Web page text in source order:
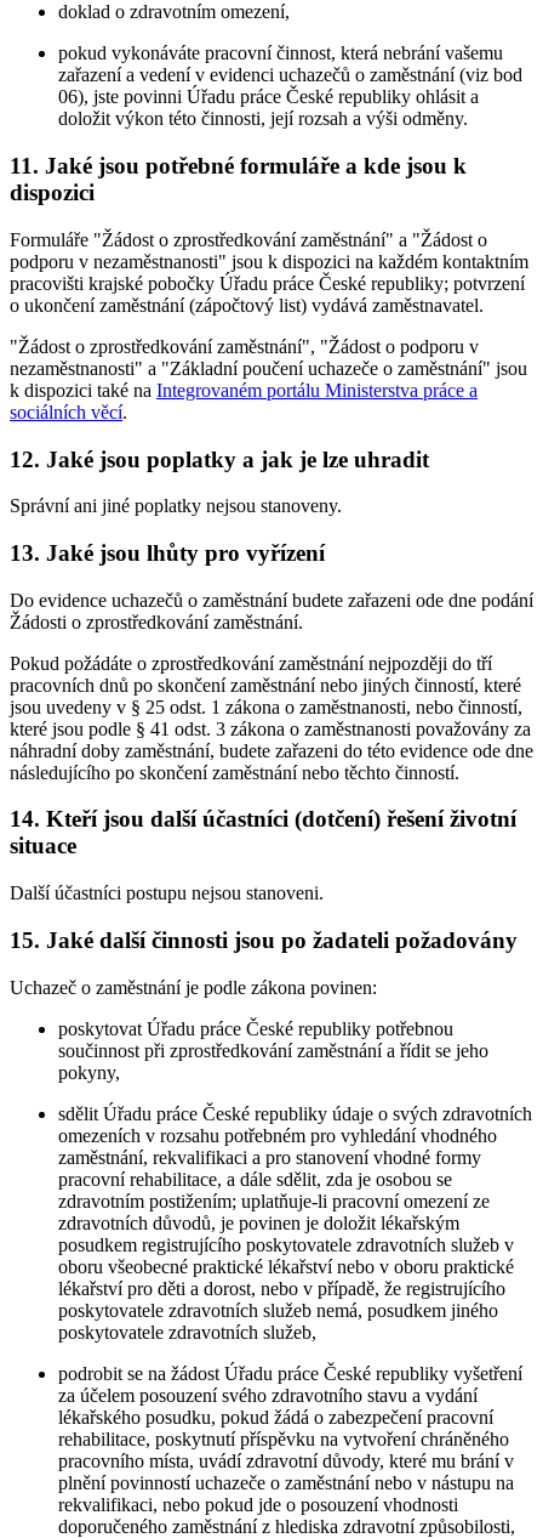
doklad o zdravotním omezení,
pokud vykonáváte pracovní činnost, která nebrání vašemu
zařazení a vedení v evidenci uchazečů o zaměstnání (viz bod
06), jste povinni Úřadu práce České republiky ohlásit a
doložit výkon této činnosti, její rozsah a výši odměny.
11. Jaké jsou potřebné formuláře a kde jsou k
dispozici
Formuláře "Žádost o zprostředkování zaměstnání" a "Žádost o
podporu v nezaměstnanosti" jsou k dispozici na každém kontaktním
pracovišti krajské pobočky Úřadu práce České republiky; potvrzení
o ukončení zaměstnání (zápočtový list) vydává zaměstnavatel.
"Žádost o zprostředkování zaměstnání", "Žádost o podporu v
nezaměstnanosti" a "Základní poučení uchazeče o zaměstnání" jsou
k dispozici také na Integrovaném portálu Ministerstva práce a
sociálních věcí.
12. Jaké jsou poplatky a jak je lze uhradit
Správní ani jiné poplatky nejsou stanoveny.
13. Jaké jsou lhůty pro vyřízení
Do evidence uchazečů o zaměstnání budete zařazeni ode dne podání
Žádosti o zprostředkování zaměstnání.
Pokud požádáte o zprostředkování zaměstnání nejpozději do tří
pracovních dnů po skončení zaměstnání nebo jiných činností, které
jsou uvedeny v § 25 odst. 1 zákona o zaměstnanosti, nebo činností,
které jsou podle § 41 odst. 3 zákona o zaměstnanosti považovány za
náhradní doby zaměstnání, budete zařazeni do této evidence ode dne
následujícího po skončení zaměstnání nebo těchto činností.
14. Kteří jsou další účastníci (dotčení) řešení životní
situace
Další účastníci postupu nejsou stanoveni.
15. Jaké další činnosti jsou po žadateli požadovány
Uchazeč o zaměstnání je podle zákona povinen:
poskytovat Úřadu práce České republiky potřebnou
součinnost při zprostředkování zaměstnání a řídit se jeho
pokyny,
sdělit Úřadu práce České republiky údaje o svých zdravotních
omezeních v rozsahu potřebném pro vyhledání vhodného
zaměstnání, rekvalifikaci a pro stanovení vhodné formy
pracovní rehabilitace, a dále sdělit, zda je osobou se
zdravotním postižením; uplatňuje-li pracovní omezení ze
zdravotních důvodů, je povinen je doložit lékařským
posudkem registrujícího poskytovatele zdravotních služeb v
oboru všeobecné praktické lékařství nebo v oboru praktické
lékařství pro děti a dorost, nebo v případě, že registrujícího
poskytovatele zdravotních služeb nemá, posudkem jiného
poskytovatele zdravotních služeb,
podrobit se na žádost Úřadu práce České republiky vyšetření
za účelem posouzení svého zdravotního stavu a vydání
lékařského posudku, pokud žádá o zabezpečení pracovní
rehabilitace, poskytnutí příspěvku na vytvoření chráněného
pracovního místa, uvádí zdravotní důvody, které mu brání v
plnění povinností uchazeče o zaměstnání nebo v nástupu na
rekvalifikaci, nebo pokud jde o posouzení vhodnosti
doporučeného zaměstnání z hlediska zdravotní způsobilosti,